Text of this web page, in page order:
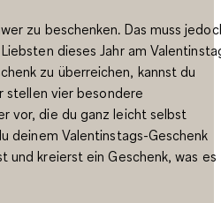
zu beschenken. Das muss
dieses Jahr am
zu überreichen, kannst du
stellen vier besondere
vor, die du ganz leicht selbst
deinem Valentinstags-Geschenk
und kreierst ein Geschenk, was es